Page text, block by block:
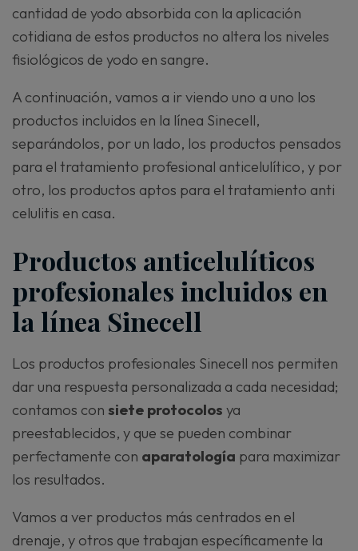
cantidad de yodo absorbida con la aplicación
cotidiana de estos productos no altera los niveles
fisiológicos de yodo en sangre.
A continuación, vamos a ir viendo uno a uno los
productos incluidos en la línea Sinecell,
separándolos, por un lado, los productos pensados
para el tratamiento profesional anticelulítico, y por
otro, los productos aptos para el tratamiento anti
celulitis en casa.
Productos anticelulíticos
profesionales incluidos en
la línea Sinecell
Los productos profesionales Sinecell nos permiten
dar una respuesta personalizada a cada necesidad;
contamos con siete protocolos ya
preestablecidos, y que se pueden combinar
perfectamente con aparatología para maximizar
los resultados.
Vamos a ver productos más centrados en el
drenaje, y otros que trabajan específicamente la